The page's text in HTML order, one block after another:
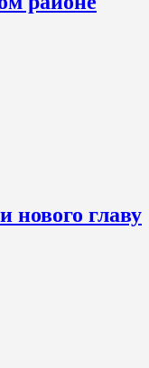
нового главу